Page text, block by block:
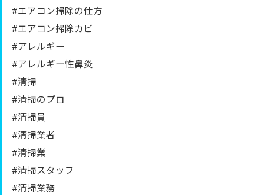
#エアコン掃除の仕方
#エアコン掃除カビ
#アレルギー
#アレルギー性鼻炎
#清掃
#清掃のプロ
#清掃員
#清掃業者
#清掃業
#清掃スタッフ
#清掃業務